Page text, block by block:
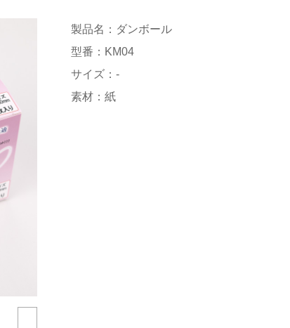
製品名：ダンボール
型番：KM04
サイズ：-
素材：紙